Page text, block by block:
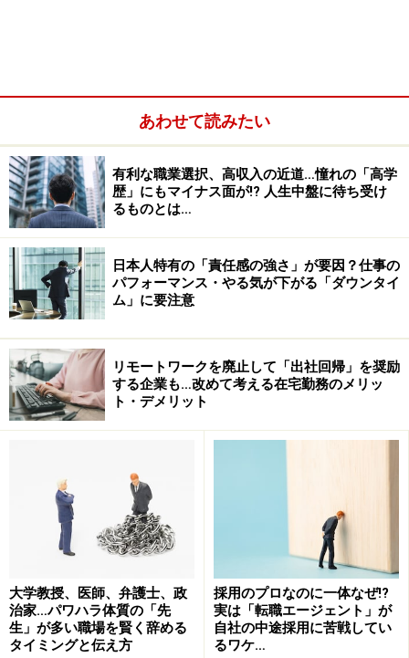
学生時代の専門性を会社はどの程度評価す
るのか
若いころから関心を持った機械工学を高専で早くから専
門的に学んだ人、数字を扱うことが得意な自分の特徴を
活かして商業高校で経理を専門的に勉強した人は、社会
に出た時点で即戦力である可能性が高く、高校や高専で
学んだ分野の仕事に就ける可能性も高い。
一方、大企業への「就社」を希望する傾向の強い日本の
新卒学生の場合、大学で学習した専門分野を活かした
「就職」を実現する学生は一部である。理系であって
あわせて読みたい
有利な職業選択、高収入の近道…憧れの「高学
歴」にもマイナス面が!? 人生中盤に待ち受け
るものとは…
日本人特有の「責任感の強さ」が要因？仕事の
パフォーマンス・やる気が下がる「ダウンタイ
ム」に要注意
リモートワークを廃止して「出社回帰」を奨励
する企業も…改めて考える在宅勤務のメリッ
ト・デメリット
大学教授、医師、弁護士、政
治家…パワハラ体質の「先
生」が多い職場を賢く辞める
タイミングと伝え方
採用のプロなのに一体なぜ!?
実は「転職エージェント」が
自社の中途採用に苦戦してい
るワケ…